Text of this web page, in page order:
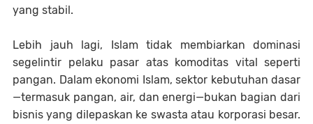
yang stabil.
Lebih jauh lagi, Islam tidak membiarkan dominasi
segelintir pelaku pasar atas komoditas vital seperti
pangan. Dalam ekonomi Islam, sektor kebutuhan dasar
—termasuk pangan, air, dan energi—bukan bagian dari
bisnis yang dilepaskan ke swasta atau korporasi besar.